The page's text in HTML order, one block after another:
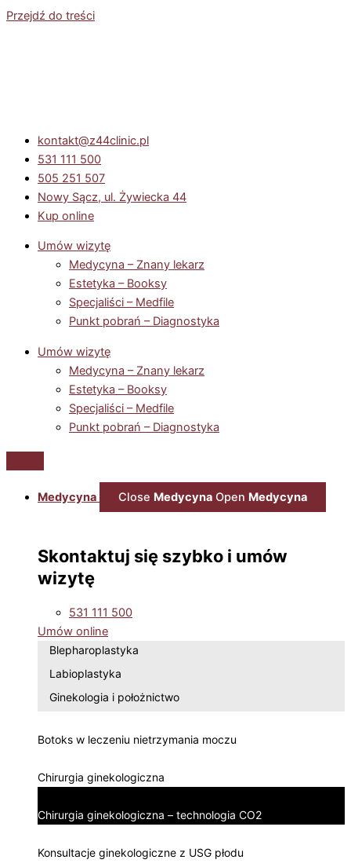
Przejdź do treści
kontakt@z44clinic.pl
531 111 500
505 251 507
Nowy Sącz, ul. Żywiecka 44
Kup online
Umów wizytę
Medycyna – Znany lekarz
Estetyka – Booksy
Specjaliści – Medfile
Punkt pobrań – Diagnostyka
Umów wizytę
Medycyna – Znany lekarz
Estetyka – Booksy
Specjaliści – Medfile
Punkt pobrań – Diagnostyka
Medycyna Close Medycyna Open Medycyna
Skontaktuj się szybko i umów
wizytę
531 111 500
Umów online
Blepharoplastyka
Labioplastyka
Ginekologia i położnictwo
Botoks w leczeniu nietrzymania moczu
Chirurgia ginekologiczna
Chirurgia ginekologiczna – technologia CO2
Konsultacje ginekologiczne z USG płodu